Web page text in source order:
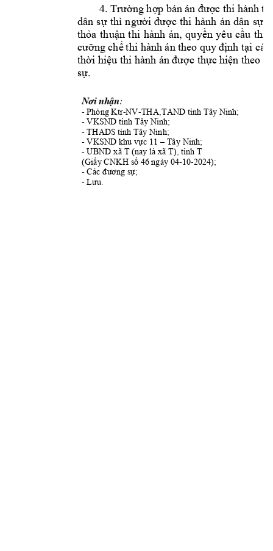
4. Trường hợp bản án được thi hành
dân sự thì người được thi hành án dân sự,
thỏa thuận thi hành án, quyền yêu cầu thi
cưỡng chế thi hành án theo quy định tại các
thời hiệu thi hành án được thực hiện theo
sự.
Nơi nhận:
- Phòng Ktr-NV-THA,TAND tỉnh Tây Ninh
- VKSND tỉnh Tây Ninh;
- THADS tỉnh Tây Ninh;
- VKSND khu vực 11 – Tây Ninh;
- UBND xã T (nay là xã T), tỉnh T
(Giấy CNKH số 46 ngày 04-10-2024);
- Các đương sự;
- Lưu.